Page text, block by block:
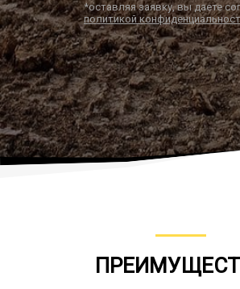
*оставляя заявку, вы даете
политикой